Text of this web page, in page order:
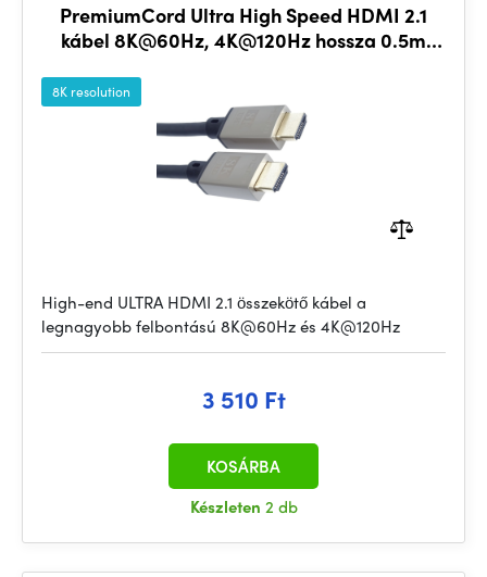
PremiumCord Ultra High Speed HDMI 2.1
kábel 8K@60Hz, 4K@120Hz hossza 0.5m
8K resolution
High-end ULTRA HDMI 2.1 összekötő kábel a
legnagyobb felbontású 8K@60Hz és 4K@120Hz
3 510 Ft
Készleten 2 db
KOSÁRBA